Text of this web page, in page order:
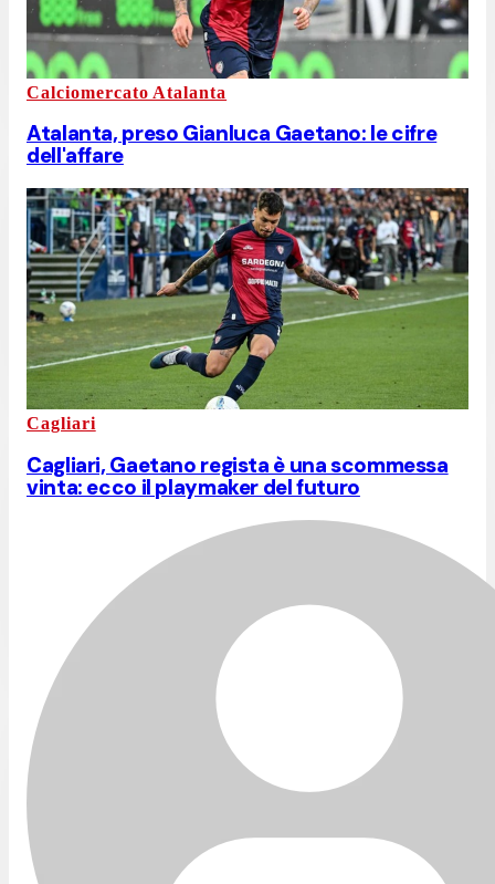
Calciomercato Atalanta
Atalanta, preso Gianluca Gaetano: le cifre
dell'affare
Cagliari
Cagliari, Gaetano regista è una scommessa
vinta: ecco il playmaker del futuro